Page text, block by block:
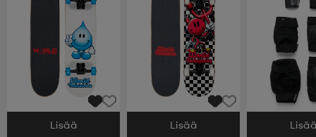
Valitse Koko
Lisää Valitse Koko
Lisää Valitse Koko